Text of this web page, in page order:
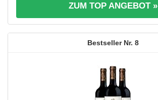
ZUM TOP ANGEBOT »
8